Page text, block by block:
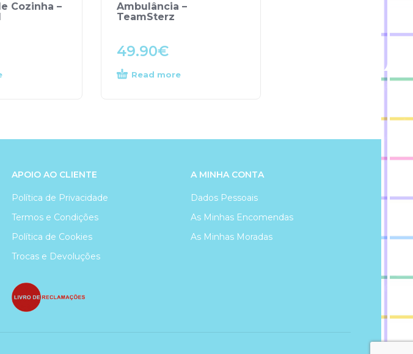
Cozinha –
Ambulância –
TeamSterz
49.90€
Read more
APOIO AO CLIENTE
Política de Privacidade
Termos e Condições
Política de Cookies
Trocas e Devoluções
A MINHA CONTA
Dados Pessoais
As Minhas Encomendas
As Minhas Moradas